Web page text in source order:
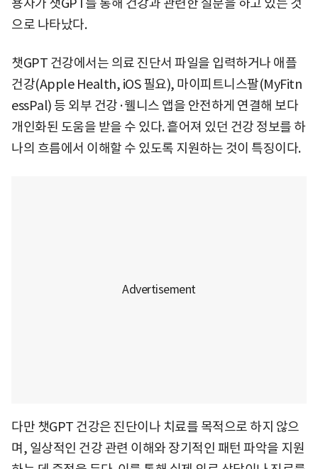
으로 나타났다.
챗GPT 건강에서는 의료 진단서 파일을 입력하거나 애플
건강(Apple Health, iOS 필요), 마이피트니스팔(MyFitn
essPal) 등 외부 건강·웰니스 앱을 안전하게 연결해 보다
개인화된 도움을 받을 수 있다. 흩어져 있던 건강 정보를 하
나의 흐름에서 이해할 수 있도록 지원하는 것이 특징이다.
다만 챗GPT 건강은 진단이나 치료를 목적으로 하지 않으
며, 일상적인 건강 관련 이해와 장기적인 패턴 파악을 지원